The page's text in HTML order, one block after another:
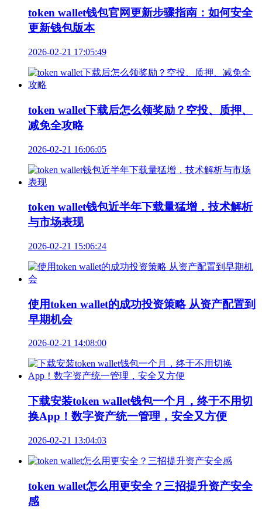
token wallet钱包官网更新步骤指南：如何安全
更新钱包版本
2026-02-21 17:05:49
token wallet下载后怎么领奖励？空投、质押、
减免全攻略
2026-02-21 16:06:05
token wallet钱包近半年下载量猛增，技术解析
与市场表现
2026-02-21 15:06:24
使用token wallet的成功投资策略 从资产配置到
早期机会
2026-02-21 14:08:00
下载安装token wallet钱包一个月，终于不用切
换App！数字资产统一管理，安全又方便
2026-02-21 13:04:03
token wallet怎么用更安全？三招提升资产安全
感